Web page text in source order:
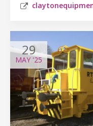
29
MAY '25